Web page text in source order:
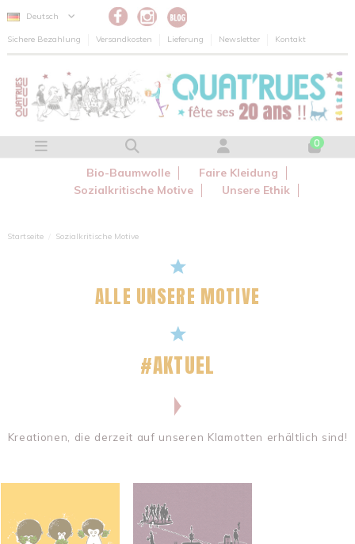
Deutsch
Sichere Bezahlung Versandkosten Lieferung Newsletter Kontakt
0
Bio-Baumwolle
Faire Kleidung
Sozialkritische Motive
Unsere Ethik
Startseite Sozialkritische Motive
ALLE UNSERE MOTIVE
#AKTUEL
Kreationen, die derzeit auf unseren Klamotten erhältlich sind!